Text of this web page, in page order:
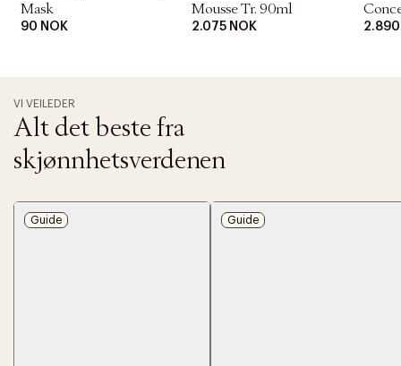
Mask
90 NOK
Mousse Tr. 90ml
2.075 NOK 2.890
VI VEILEDER
Alt det beste fra
skjønnhetsverdenen
Guide Guide